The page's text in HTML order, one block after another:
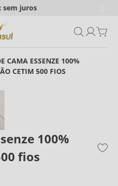
sem juros
CAMA ESSENZE 100%
CETIM 500 FIOS
100%
fios